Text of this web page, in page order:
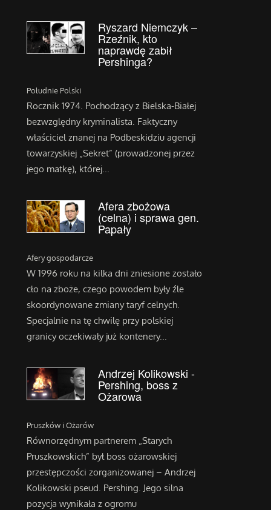
Ryszard Niemczyk –
Rzeźnik, kto
naprawdę zabił
Pershinga?
Południe Polski
Rocznik 1974. Pochodzący z Bielska-Białej
bezwzględny kryminalista. Faktyczny
właściciel znanej na Podbeskidziu agencji
towarzyskiej „Sekret” (prowadzonej przez
jego matkę), której...
Afera zbożowa
(celna) i sprawa gen.
Papały
Afery gospodarcze
W 1996 roku na kilka dni zniesione zostało
cło na zboże, czego powodem były źle
skoordynowane zmiany taryf celnych.
Specjalnie na tę chwilę przy polskiej
granicy oczekiwały już kontenery...
Andrzej Kolikowski -
Pershing, boss z
Ożarowa
Pruszków i Ożarów
Równorzędnym partnerem „Starych
Pruszkowskich” był boss ożarowskiej
przestępczości zorganizowanej – Andrzej
Kolikowski pseud. Pershing. Jego silna
pozycja wynikała z ogromu